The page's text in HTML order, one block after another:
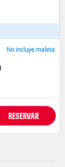
No incluye maleta
RESERVAR